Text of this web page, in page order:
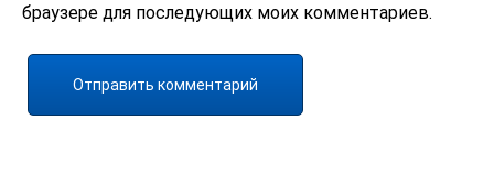
браузере для последующих моих комментариев.